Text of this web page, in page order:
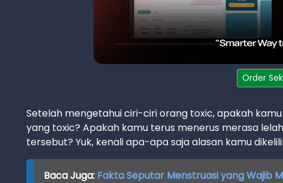
Order
Setelah mengetahui ciri-ciri orang toxic, apakah
yang toxic? Apakah kamu terus menerus merasa
tersebut? Yuk, kenali apa-apa saja alasan kamu
Baca Juga: Fakta Seputar Menstruasi yang Wajib